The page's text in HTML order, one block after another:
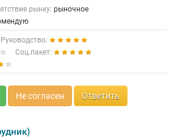
рынку: рыночное
Руководство:
Соц.пакет:
Не согласен Ответить